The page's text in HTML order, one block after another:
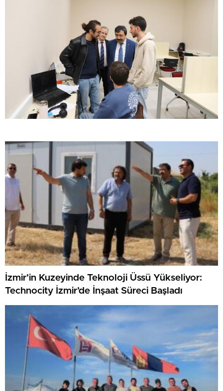
İzmir’in Kuzeyinde Teknoloji Üssü Yükseliyor:
Technocity İzmir’de İnşaat Süreci Başladı